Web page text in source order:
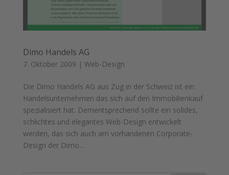
Dimo Handels AG
7. Oktober 2009 | Web-Design
Die Dimo Handels AG aus Zug in der Schweiz ist ein
Handelsunternehmen das sich auf den Immobilienkauf
spezialisiert hat. Dementsprechend sollte ein solides,
schlichtes und elegantes Web-Design entwickelt
werden, das sich auch am vorhandenen Corporate-
Design der Dimo...